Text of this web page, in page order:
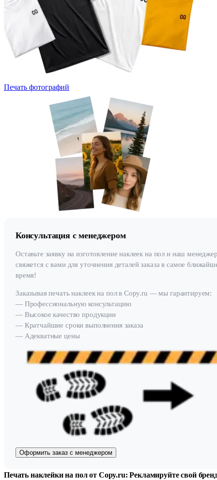
Печать фотографий
Консультация с менеджером
Оставьте заявку на изготовление наклеек на пол и наш
свяжется с вами для уточнения деталей заказа в самое
время!
Заказывая печать наклеек на пол в Copy.ru — мы гарантируем:
— Профессиональную консультацию
— Высокое качество продукции
— Кратчайшие сроки выполнения заказа
— Адекватные цены
Оформить заказ с менеджером
Печать наклейки на пол от Copy.ru: Рекламируйте свой